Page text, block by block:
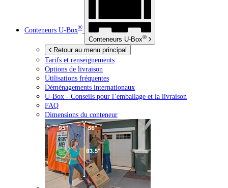
Conteneurs U-Box®
Conteneurs U-Box®
Retour au menu principal
Tarifs et renseignements
Options de livraison
Utilisations fréquentes
Déménagements internationaux
U-Box - Conseils pour l’emballage et la livraison
FAQ
Dimensions du conteneur